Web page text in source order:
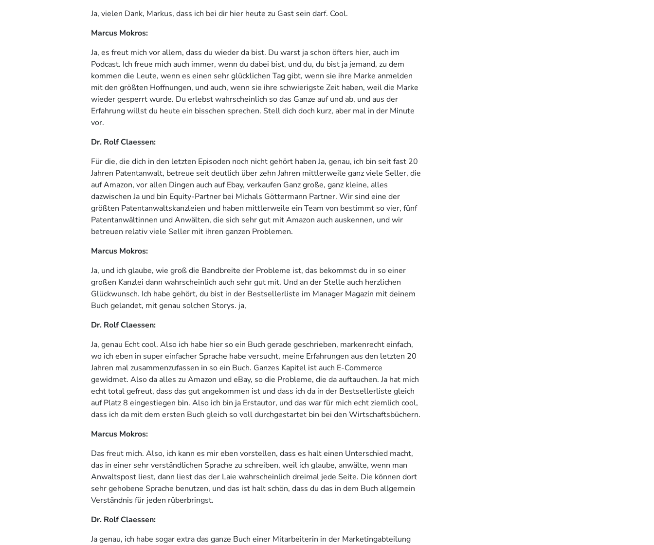
Ja, vielen Dank, Markus, dass ich bei dir hier heute zu Gast sein darf. Cool.
Marcus Mokros:
Ja, es freut mich vor allem, dass du wieder da bist. Du warst ja schon öfters hier, auch im
Podcast. Ich freue mich auch immer, wenn du dabei bist, und du, du bist ja jemand, zu dem
kommen die Leute, wenn es einen sehr glücklichen Tag gibt, wenn sie ihre Marke anmelden
mit den größten Hoffnungen, und auch, wenn sie ihre schwierigste Zeit haben, weil die Marke
wieder gesperrt wurde. Du erlebst wahrscheinlich so das Ganze auf und ab, und aus der
Erfahrung willst du heute ein bisschen sprechen. Stell dich doch kurz, aber mal in der Minute
vor.
Dr. Rolf Claessen:
Für die, die dich in den letzten Episoden noch nicht gehört haben Ja, genau, ich bin seit fast 20
Jahren Patentanwalt, betreue seit deutlich über zehn Jahren mittlerweile ganz viele Seller, die
auf Amazon, vor allen Dingen auch auf Ebay, verkaufen Ganz große, ganz kleine, alles
dazwischen Ja und bin Equity-Partner bei Michals Göttermann Partner. Wir sind eine der
größten Patentanwaltskanzleien und haben mittlerweile ein Team von bestimmt so vier, fünf
Patentanwältinnen und Anwälten, die sich sehr gut mit Amazon auch auskennen, und wir
betreuen relativ viele Seller mit ihren ganzen Problemen.
Marcus Mokros:
Ja, und ich glaube, wie groß die Bandbreite der Probleme ist, das bekommst du in so einer
großen Kanzlei dann wahrscheinlich auch sehr gut mit. Und an der Stelle auch herzlichen
Glückwunsch. Ich habe gehört, du bist in der Bestsellerliste im Manager Magazin mit deinem
Buch gelandet, mit genau solchen Storys. ja,
Dr. Rolf Claessen:
Ja, genau Echt cool. Also ich habe hier so ein Buch gerade geschrieben, markenrecht einfach,
wo ich eben in super einfacher Sprache habe versucht, meine Erfahrungen aus den letzten 20
Jahren mal zusammenzufassen in so ein Buch. Ganzes Kapitel ist auch E-Commerce
gewidmet. Also da alles zu Amazon und eBay, so die Probleme, die da auftauchen. Ja hat mich
echt total gefreut, dass das gut angekommen ist und dass ich da in der Bestsellerliste gleich
auf Platz 8 eingestiegen bin. Also ich bin ja Erstautor, und das war für mich echt ziemlich cool,
dass ich da mit dem ersten Buch gleich so voll durchgestartet bin bei den Wirtschaftsbüchern.
Marcus Mokros:
Das freut mich. Also, ich kann es mir eben vorstellen, dass es halt einen Unterschied macht,
das in einer sehr verständlichen Sprache zu schreiben, weil ich glaube, anwälte, wenn man
Anwaltspost liest, dann liest das der Laie wahrscheinlich dreimal jede Seite. Die können dort
sehr gehobene Sprache benutzen, und das ist halt schön, dass du das in dem Buch allgemein
Verständnis für jeden rüberbringst.
Dr. Rolf Claessen:
Ja genau, ich habe sogar extra das ganze Buch einer Mitarbeiterin in der Marketingabteilung